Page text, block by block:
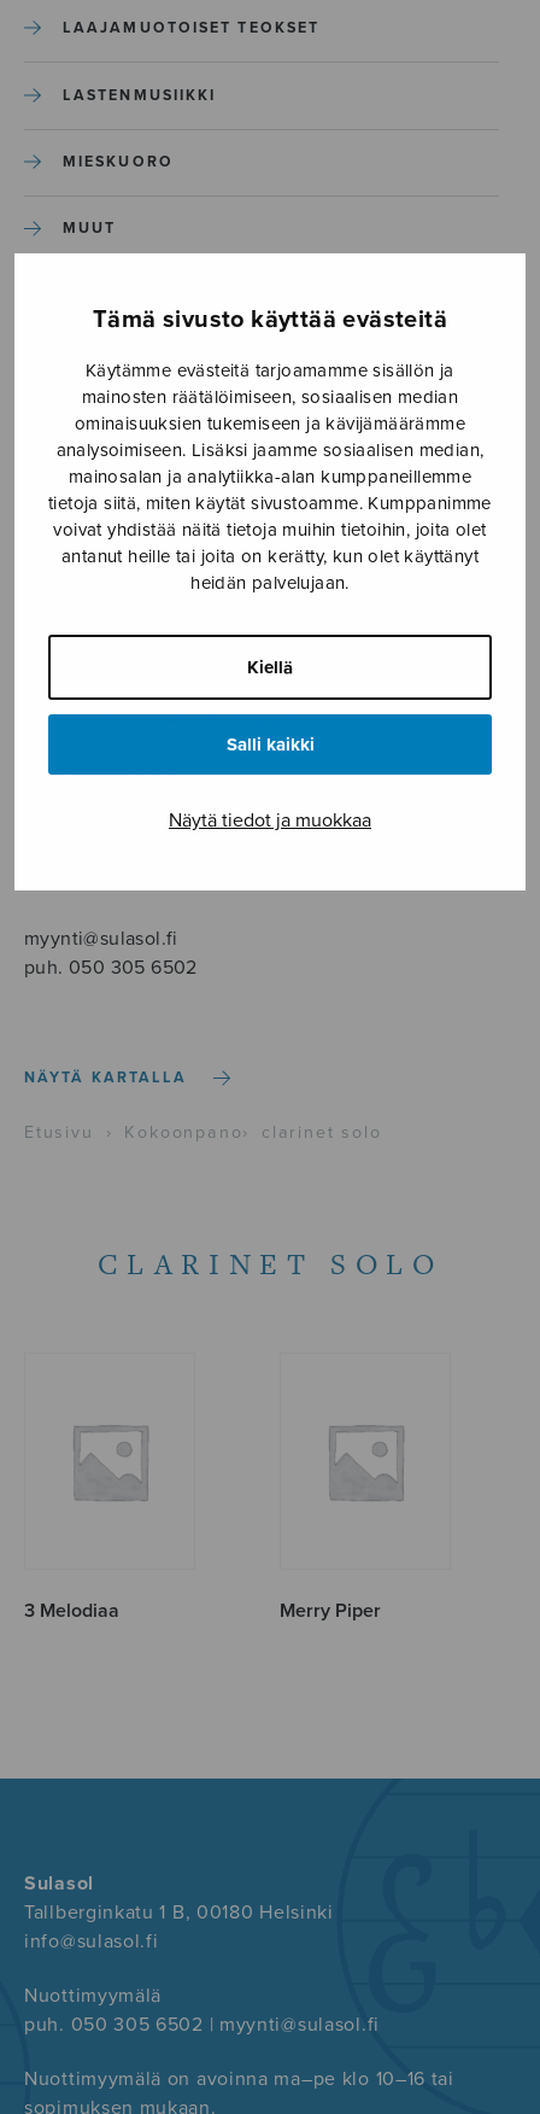
Tämä sivusto käyttää evästeitä
Käytämme evästeitä tarjoamamme sisällön ja
mainosten räätälöimiseen, sosiaalisen median
ominaisuuksien tukemiseen ja kävijämäärämme
analysoimiseen. Lisäksi jaamme sosiaalisen median,
mainosalan ja analytiikka-alan kumppaneillemme
tietoja siitä, miten käytät sivustoamme. Kumppanimme
voivat yhdistää näitä tietoja muihin tietoihin, joita olet
antanut heille tai joita on kerätty, kun olet käyttänyt
heidän palvelujaan.
Kiellä
Salli kaikki
Näytä tiedot ja muokkaa
LAAJAMUOTOISET TEOKSET
LASTENMUSIIKKI
MIESKUORO
MUUT
SEKAKUORO
SOITINKOULUT JA OPPAAT
SOITINMUSIIKKI
YKSINLAULU
YLEINEN
Sulasol nuottikauppa
Myymälä avoinna
myynti@sulasol.fi
puh. 050 305 6502
NÄYTÄ KARTALLA
Etusivu › Kokoonpano› clarinet solo
CLARINET SOLO
3 Melodiaa Merry Piper
Sulasol
Tallberginkatu 1 B, 00180 Helsinki
info@sulasol.fi
Nuottimyymälä
puh. 050 305 6502 | myynti@sulasol.fi
Nuottimyymälä on avoinna ma–pe klo 10–16 tai
sopimuksen mukaan.